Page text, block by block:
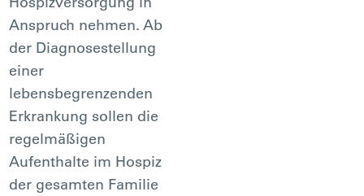
Anspruch nehmen. Ab
der Diagnosestellung
einer
lebensbegrenzenden
Erkrankung sollen die
regelmäßigen
Aufenthalte im Hospiz
der gesamten Familie